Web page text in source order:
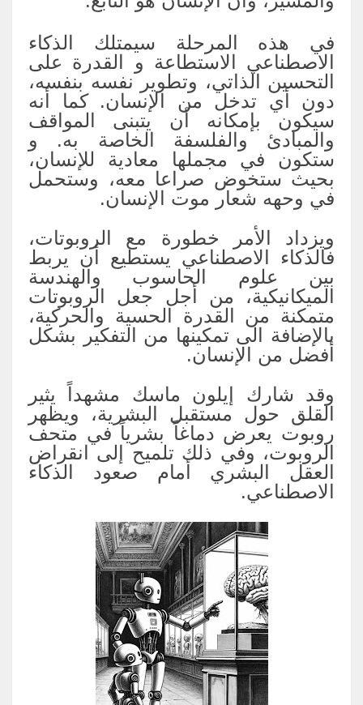
في هذه المرحلة سيمتلك الذكاء
الاصطناعي الاستطاعة و القدرة على
التحسين الذاتي، وتطوير نفسه بنفسه،
دون أي تدخل من الإنسان. كما أنه
سيكون بإمكانه أن يتبنى المواقف
والمبادئ والفلسفة الخاصة به. و
ستكون في مجملها معادية للإنسان،
بحيث ستخوض صراعا معه، وستحمل
في وحهه شعار موت الإنسان.
ويزداد الأمر خطورة مع الروبوتات،
فالذكاء الاصطناعي يستطيع أن يربط
بين علوم الحاسوب والهندسة
الميكانيكية، من أجل جعل الروبوتات
متمكنة من القدرة الحسية والحركية،
بالإضافة الى تمكينها من التفكير بشكل
أفضل من الإنسان.
وقد شارك إيلون ماسك مشهداً يثير
القلق حول مستقبل البشرية، ويظهر
روبوت يعرض دماغاً بشرياً في متحف
الروبوت، وفي ذلك تلميح إلى انقراض
العقل البشري أمام صعود الذكاء
الاصطناعي.